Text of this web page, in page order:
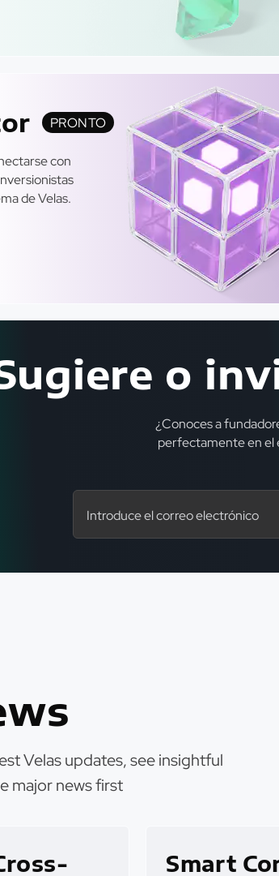
PRONTO
con
de Velas.
o
¿Conoces a
perfectamente en el
Velas updates, see insightful
major news first
Smart